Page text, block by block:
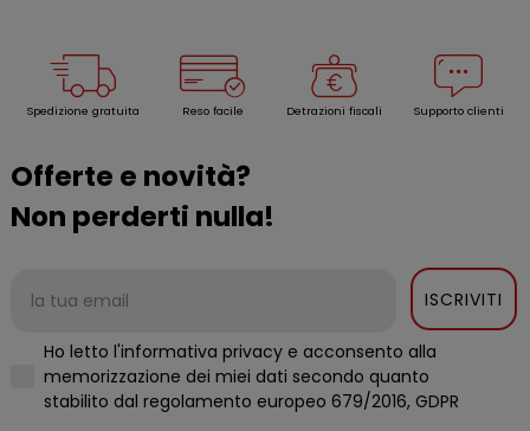
Spedizione gratuita Reso facile Detrazioni fiscali Supporto clienti
Offerte e novità?
Non perderti nulla!
ISCRIVITI
Ho letto l'informativa privacy e acconsento alla
memorizzazione dei miei dati secondo quanto
stabilito dal regolamento europeo 679/2016, GDPR